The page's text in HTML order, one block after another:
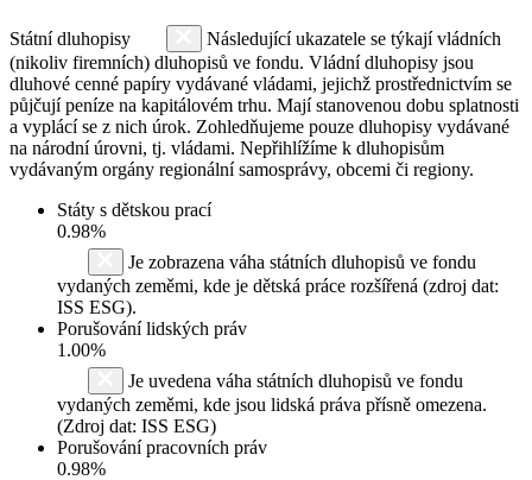
Státní dluhopisy
Následující ukazatele se týkají vládních
(nikoliv firemních) dluhopisů ve fondu. Vládní dluhopisy jsou
dluhové cenné papíry vydávané vládami, jejichž prostřednictvím se
půjčují peníze na kapitálovém trhu. Mají stanovenou dobu splatnosti
a vyplácí se z nich úrok. Zohledňujeme pouze dluhopisy vydávané
na národní úrovni, tj. vládami. Nepřihlížíme k dluhopisům
vydávaným orgány regionální samosprávy, obcemi či regiony.
Státy s dětskou prací
0.98%
Je zobrazena váha státních dluhopisů ve fondu
vydaných zeměmi, kde je dětská práce rozšířená (zdroj dat:
ISS ESG).
Porušování lidských práv
1.00%
Je uvedena váha státních dluhopisů ve fondu
vydaných zeměmi, kde jsou lidská práva přísně omezena.
(Zdroj dat: ISS ESG)
Porušování pracovních práv
0.98%